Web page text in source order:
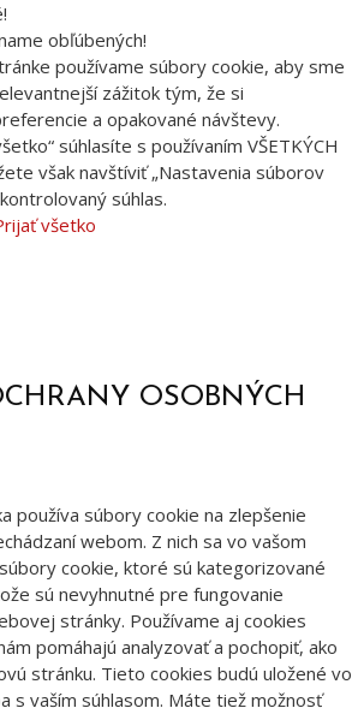
obľúbených!
používame súbory cookie, aby sme
zážitok tým, že si
a opakované návštevy.
súhlasíte s používaním VŠETKÝCH
však navštíviť „Nastavenia súborov
súhlas.
všetko
OSOBNÝCH
používa súbory cookie na zlepšenie
webom. Z nich sa vo vašom
cookie, ktoré sú kategorizované
sú nevyhnutné pre fungovanie
stránky. Používame aj cookies
pomáhajú analyzovať a pochopiť, ako
stránku. Tieto cookies budú uložené vo
s vaším súhlasom. Máte tiež možnosť